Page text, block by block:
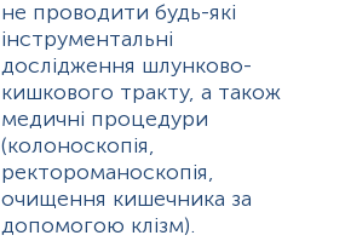
не проводити будь-які
інструментальні
дослідження шлунково-
кишкового тракту, а також
медичні процедури
(колоноскопія,
ректороманоскопія,
очищення кишечника за
допомогою клізм).